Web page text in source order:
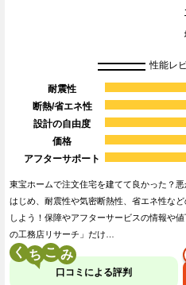
性能レ
耐震性
断熱/省エネ性
設計の自由度
価格
アフターサポート
東宝ホームで注文住宅を建てて良かった？
はじめ、耐震性や気密断熱性、省エネ性な
しよう！保障やアフターサービスの情報や
の工務店リサーチ」だけ…
く こ
口コミによる評判